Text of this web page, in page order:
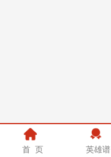
首 页 英雄谱